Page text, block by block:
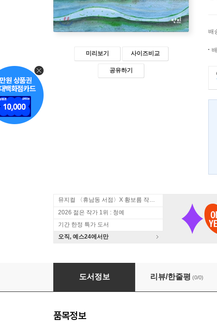
미리보기 사이즈비교
공유하기
배
뮤지컬 〈휴남동 서점〉X 황보름 작가 북토크
2026 젊은 작가 1위 : 청예
기간 한정 특가 도서
오직, 예스24에서만
구럼비를 사랑한 별이의 노래
도서정보 리뷰/한줄평 (0/0)
품목정보